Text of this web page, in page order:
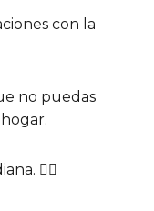
con la
no puedas
🧘‍♀️